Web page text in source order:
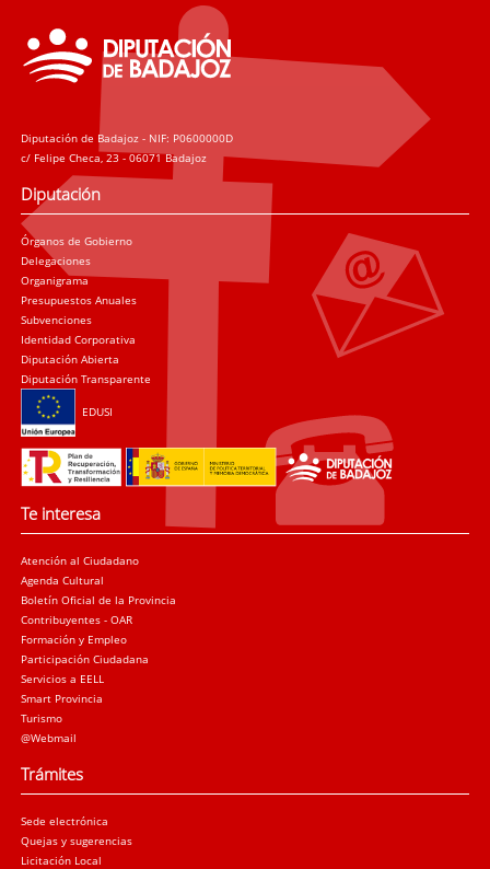
Diputación de Badajoz - NIF: P0600000D
c/ Felipe Checa, 23 - 06071 Badajoz
Diputación
Órganos de Gobierno
Delegaciones
Organigrama
Presupuestos Anuales
Subvenciones
Identidad Corporativa
Diputación Abierta
Diputación Transparente
EDUSI
Te interesa
Atención al Ciudadano
Agenda Cultural
Boletín Oficial de la Provincia
Contribuyentes - OAR
Formación y Empleo
Participación Ciudadana
Servicios a EELL
Smart Provincia
Turismo
@Webmail
Trámites
Sede electrónica
Quejas y sugerencias
Licitación Local